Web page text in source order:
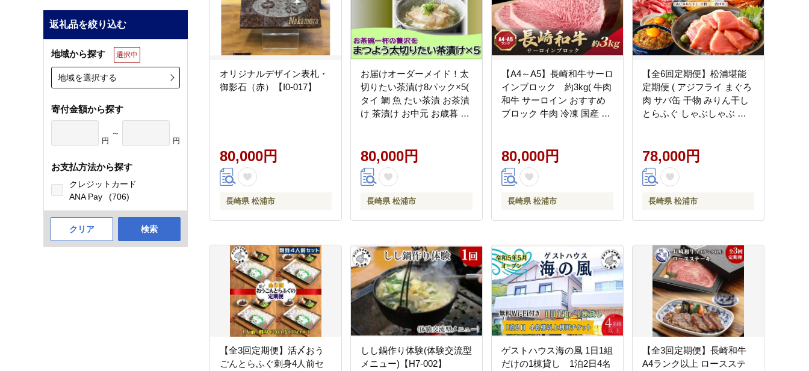
返礼品を絞り込む
地域から探す 選択中
地域を選択する
寄付金額から探す
円
～
円
お支払方法から探す
クレジットカード
ANA Pay
(706)
クリア 検索
オリジナルデザイン表札・
御影石（赤）【I0-017】
80,000円
長崎県 松浦市
お届けオーダーメイド！太
切りたい茶漬け8パック×5(
タイ 鯛 魚 たい茶漬 お茶漬
け 茶漬け お中元 お歳暮 贈
80,000円
長崎県 松浦市
【A4～A5】長崎和牛サーロ
インブロック 約3kg( 牛肉
和牛 サーロイン おすすめ
ブロック 牛肉 冷凍 国産 プ
80,000円
長崎県 松浦市
【全6回定期便】松浦堪能
定期便 ( アジフライ まぐろ
肉 サバ缶 干物 みりん干し
とらふぐ しゃぶしゃぶ す
【H8-003】
78,000円
長崎県 松浦市
【全3回定期便】活〆おう
ごんとらふぐ刺身4人前セ
しし鍋作り体験(体験交流型
メニュー)【H7-002】
ゲストハウス海の風 1日1組
だけの1棟貸し 1泊2日4名
【全3回定期便】長崎和牛
A4ランク以上 ロースステ